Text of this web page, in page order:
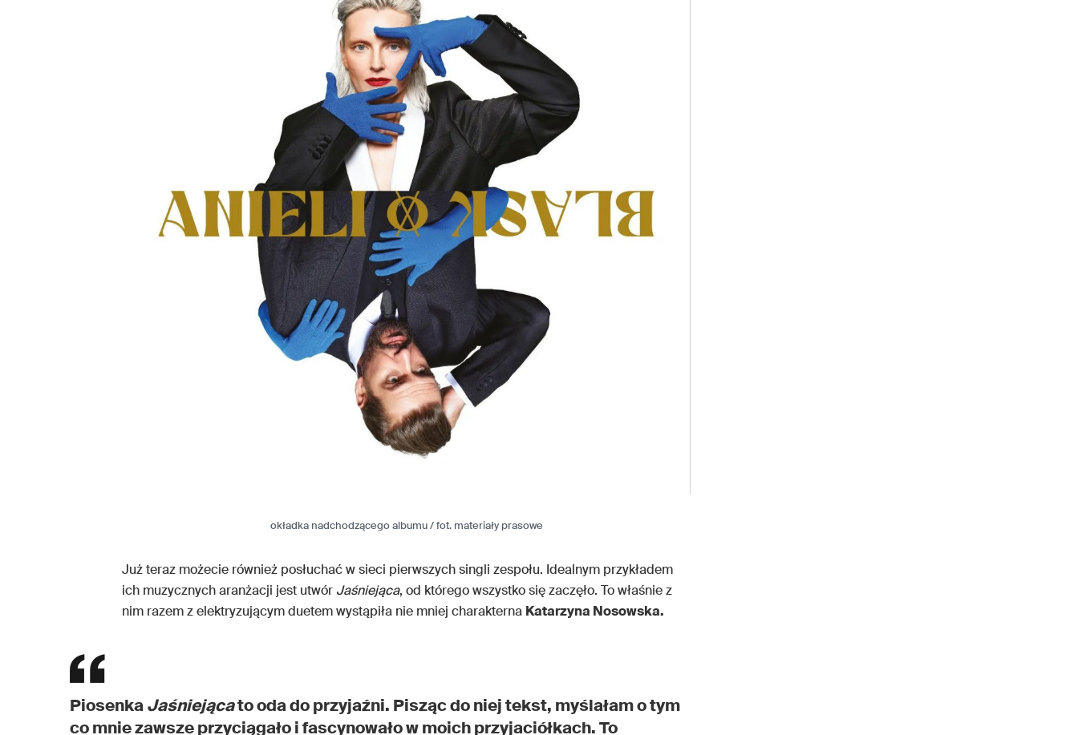
okładka nadchodzącego albumu / fot. materiały prasowe
Już teraz możecie również posłuchać w sieci pierwszych singli zespołu. Idealnym przykładem
ich muzycznych aranżacji jest utwór Jaśniejąca, od którego wszystko się zaczęło. To właśnie z
nim razem z elektryzującym duetem wystąpiła nie mniej charakterna Katarzyna Nosowska.
PiosenkaJaśniejącato oda do przyjaźni. Pisząc do niej tekst, myślałam o tym
co mnie zawsze przyciągało i fascynowało w moich przyjaciółkach. To